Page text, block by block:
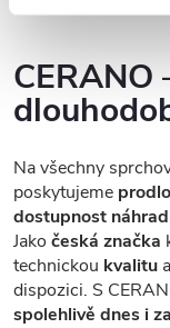
CERANO
Na všechny
poskytujeme
dostupnost
Jako česká značka
technickou kvalitu
dispozici. S
spolehlivě dnes i